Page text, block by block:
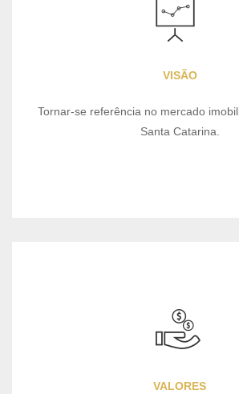
VISÃO
Tornar-se referência no mercado
Santa Catarina.
VALORES